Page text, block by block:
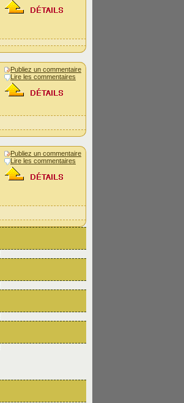
Publiez un commentaire
Lire les commentaires
Publiez un commentaire
Lire les commentaires